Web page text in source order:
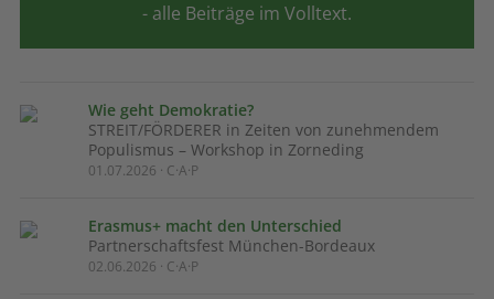
- alle Beiträge im Volltext.
Wie geht Demokratie?
STREIT/FÖRDERER in Zeiten von zunehmendem
Populismus – Workshop in Zorneding
01.07.2026 · C·A·P
Erasmus+ macht den Unterschied
Partnerschaftsfest München-Bordeaux
02.06.2026 · C·A·P